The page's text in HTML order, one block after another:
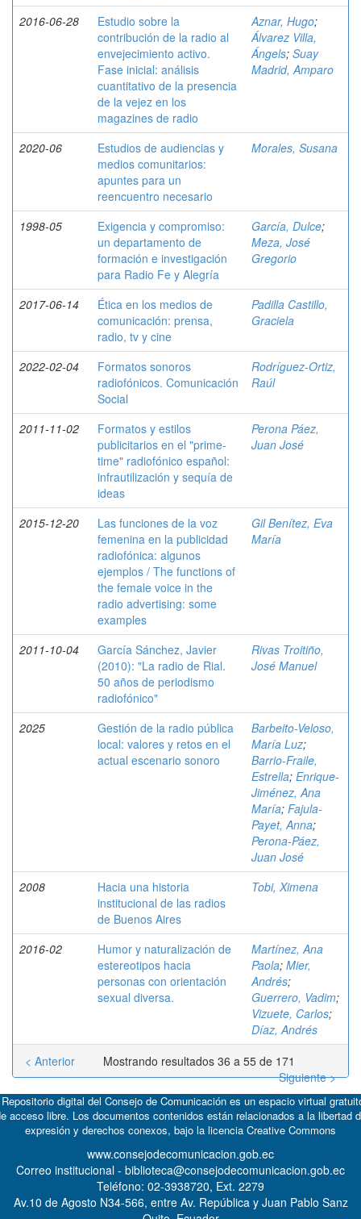
2016-06-28
Estudio sobre la
contribución de la radio al
envejecimiento activo.
Fase inicial: análisis
cuantitativo de la presencia
de la vejez en los
magazines de radio
Aznar, Hugo;
Álvarez Villa,
Ángels; Suay
Madrid, Amparo
2020-06
Estudios de audiencias y
medios comunitarios:
apuntes para un
reencuentro necesario
Morales, Susana
1998-05
Exigencia y compromiso:
un departamento de
formación e investigación
para Radio Fe y Alegría
García, Dulce;
Meza, José
Gregorio
2017-06-14
Ética en los medios de
comunicación: prensa,
radio, tv y cine
Padilla Castillo,
Graciela
2022-02-04
Formatos sonoros
radiofónicos. Comunicación
Social
Rodríguez-Ortiz,
Raúl
2011-11-02
Formatos y estilos
publicitarios en el "prime-
time" radiofónico español:
infrautilización y sequía de
ideas
Perona Páez,
Juan José
2015-12-20
Las funciones de la voz
femenina en la publicidad
radiofónica: algunos
ejemplos / The functions of
the female voice in the
radio advertising: some
examples
Gil Benítez, Eva
María
2011-10-04
García Sánchez, Javier
(2010): "La radio de Rial.
50 años de periodismo
radiofónico"
Rivas Troitiño,
José Manuel
2025
Gestión de la radio pública
local: valores y retos en el
actual escenario sonoro
Barbeito-Veloso,
María Luz;
Barrio-Fraile,
Estrella; Enrique-
Jiménez, Ana
María; Fajula-
Payet, Anna;
Perona-Páez,
Juan José
2008
Hacia una historia
institucional de las radios
de Buenos Aires
Tobi, Ximena
2016-02
Humor y naturalización de
estereotipos hacia
personas con orientación
sexual diversa.
Martínez, Ana
Paola; Mier,
Andrés;
Guerrero, Vadim;
Vizuete, Carlos;
Díaz, Andrés
Mostrando resultados 36 a 55 de 171
< Anterior
Siguiente >
digital del Consejo de Comunicación es un espacio virtual
acceso libre. Los documentos contenidos están relacionados a la libertad
expresión y derechos conexos, bajo la licencia Creative Commons
www.consejodecomunicacion.gob.ec
Correo institucional - biblioteca@consejodecomunicacion.gob.ec
Teléfono: 02-3938720, Ext. 2279
Av.10 de Agosto N34-566, entre Av. República y Juan Pablo Sanz